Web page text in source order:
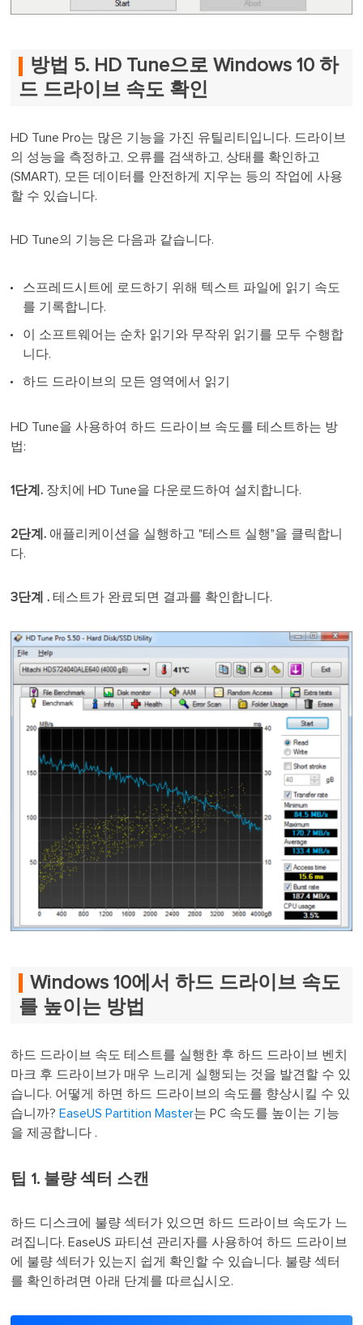
방법 5. HD Tune으로 Windows 10 하
드 드라이브 속도 확인
HD Tune Pro는 많은 기능을 가진 유틸리티입니다. 드라이브
의 성능을 측정하고, 오류를 검색하고, 상태를 확인하고
(SMART), 모든 데이터를 안전하게 지우는 등의 작업에 사용
할 수 있습니다.
HD Tune의 기능은 다음과 같습니다.
스프레드시트에 로드하기 위해 텍스트 파일에 읽기 속도
를 기록합니다.
이 소프트웨어는 순차 읽기와 무작위 읽기를 모두 수행합
니다.
하드 드라이브의 모든 영역에서 읽기
HD Tune을 사용하여 하드 드라이브 속도를 테스트하는 방
법:
1단계. 장치에 HD Tune을 다운로드하여 설치합니다.
2단계. 애플리케이션을 실행하고 "테스트 실행"을 클릭합니
다.
3단계 . 테스트가 완료되면 결과를 확인합니다.
Windows 10에서 하드 드라이브 속도
를 높이는 방법
하드 드라이브 속도 테스트를 실행한 후 하드 드라이브 벤치
마크 후 드라이브가 매우 느리게 실행되는 것을 발견할 수 있
습니다. 어떻게 하면 하드 드라이브의 속도를 향상시킬 수 있
습니까? EaseUS Partition Master는 PC 속도를 높이는 기능
을 제공합니다 .
팁 1. 불량 섹터 스캔
하드 디스크에 불량 섹터가 있으면 하드 드라이브 속도가 느
려집니다. EaseUS 파티션 관리자를 사용하여 하드 드라이브
에 불량 섹터가 있는지 쉽게 확인할 수 있습니다. 불량 섹터
를 확인하려면 아래 단계를 따르십시오.